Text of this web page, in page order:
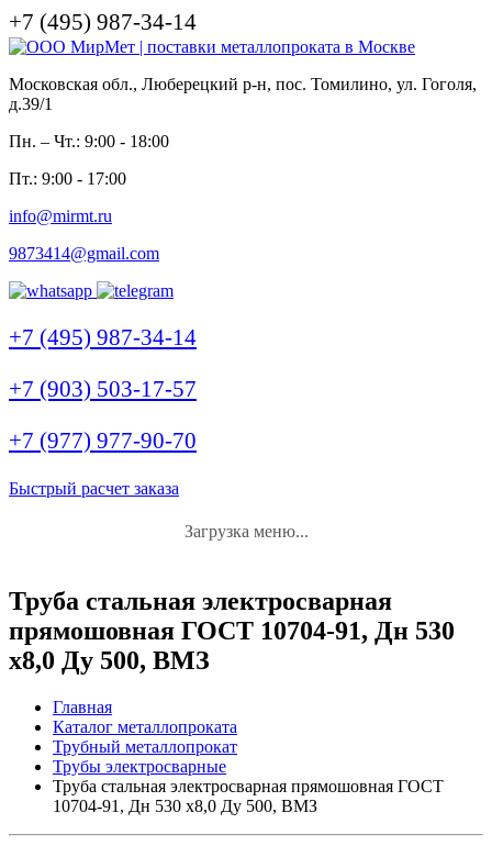
+7 (495) 987-34-14
Московская обл., Люберецкий р-н, пос. Томилино, ул. Гоголя,
д.39/1
Пн. – Чт.: 9:00 - 18:00
Пт.: 9:00 - 17:00
info@mirmt.ru
9873414@gmail.com
+7 (495) 987-34-14
+7 (903) 503-17-57
+7 (977) 977-90-70
Быстрый расчет заказа
Загрузка меню...
Труба стальная электросварная
прямошовная ГОСТ 10704-91, Дн 530
х8,0 Ду 500, ВМЗ
Главная
Каталог металлопроката
Трубный металлопрокат
Трубы электросварные
Труба стальная электросварная прямошовная ГОСТ
10704-91, Дн 530 х8,0 Ду 500, ВМЗ